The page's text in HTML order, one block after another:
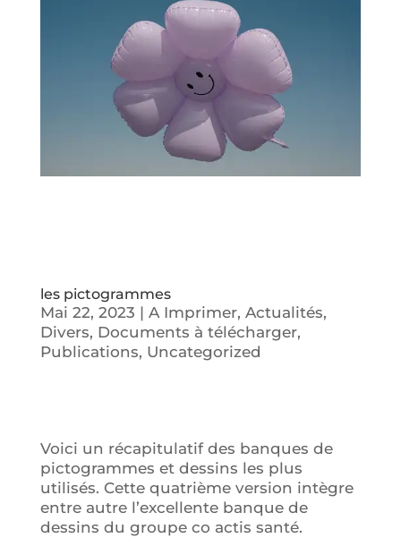
les pictogrammes
Mai 22, 2023 | A Imprimer, Actualités,
Divers, Documents à télécharger,
Publications, Uncategorized
Voici un récapitulatif des banques de
pictogrammes et dessins les plus
utilisés. Cette quatrième version intègre
entre autre l’excellente banque de
dessins du groupe co actis santé.